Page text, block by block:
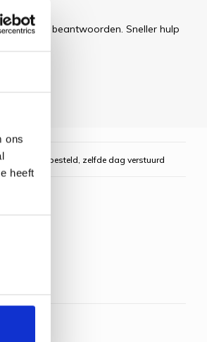
ons
heeft
te beantwoorden. Sneller hulp
16:00 uur besteld, zelfde dag verstuurd